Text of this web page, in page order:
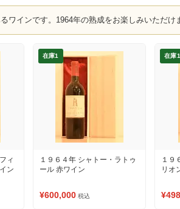
ワインです。1964年の熟成をお楽しみいただけ
ィ
ン
在庫1
１９６４年 シャトー・ラトゥ
ール 赤ワイン
¥600,000 税込
在庫1
１９
リオ